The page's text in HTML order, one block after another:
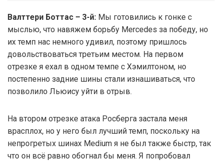
Валттери Боттас – 3-й: Мы готовились к гонке с
мыслью, что навяжем борьбу Mercedes за победу, но
их темп нас немного удивил, поэтому пришлось
довольствоваться третьим местом. На первом
отрезке я ехал в одном темпе с Хэмилтоном, но
постепенно задние шины стали изнашиваться, что
позволило Льюису уйти в отрыв.
На втором отрезке атака Росберга застала меня
врасплох, но у него был лучший темп, поскольку на
непрогретых шинах Medium я не был также быстр, так
что он всё равно обогнал бы меня. Я попробовал